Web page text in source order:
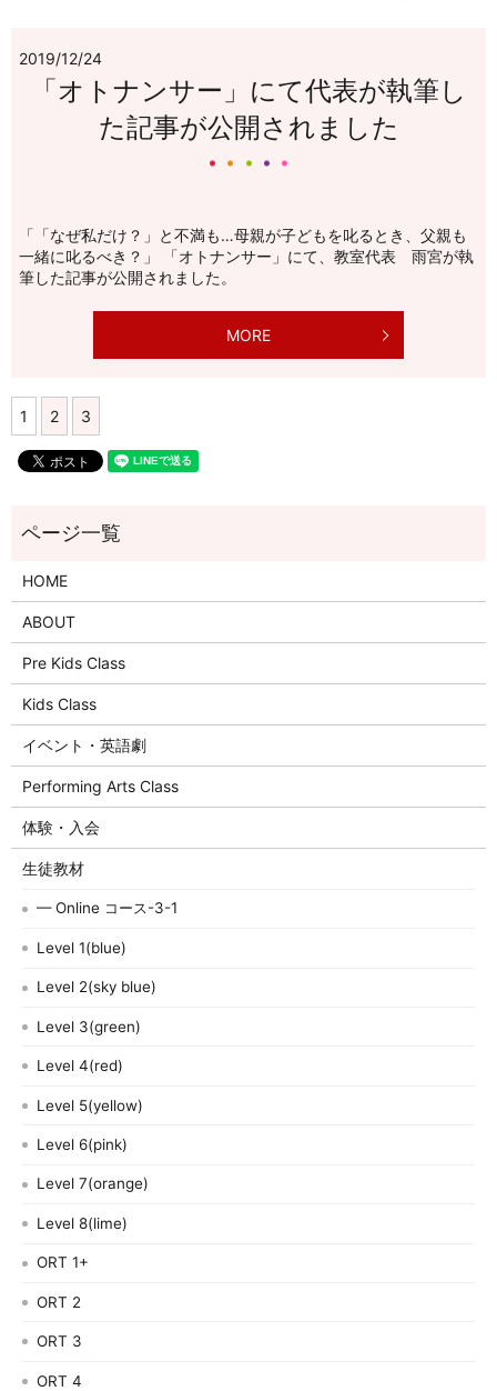
2019/12/24
「オトナンサー」にて代表が執筆し
た記事が公開されました
「「なぜ私だけ？」と不満も…母親が子どもを叱るとき、父親も
一緒に叱るべき？」 「オトナンサー」にて、教室代表 雨宮が執
筆した記事が公開されました。
MORE
1 2 3
HOME
ABOUT
Pre Kids Class
Kids Class
イベント・英語劇
Performing Arts Class
体験・入会
生徒教材
— Online コース-3-1
Level 1(blue)
Level 2(sky blue)
Level 3(green)
Level 4(red)
Level 5(yellow)
Level 6(pink)
Level 7(orange)
Level 8(lime)
ORT 1+
ORT 2
ORT 3
ORT 4